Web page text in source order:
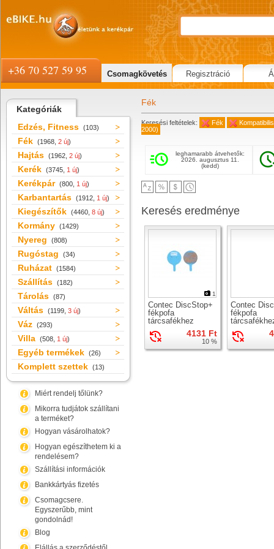
Kategóriák
Edzés, Fitness (103)
Fék (1968, 2 új)
Hajtás (1962, 2 új)
Kerék (3745, 1 új)
Kerékpár (800, 1 új)
Karbantartás (1912, 1 új)
Kiegészítők (4460, 8 új)
Kormány (1429)
Nyereg (808)
Rugóstag (34)
Ruházat (1584)
Szállítás (182)
Tárolás (87)
Váltás (1199, 3 új)
Váz (293)
Villa (508, 1 új)
Egyéb termékek (26)
Komplett szettek (13)
Miért rendelj tőlünk?
Mikorra tudjátok szállítani
a terméket?
Hogyan vásárolhatok?
Hogyan egészíthetem ki a
rendelésem?
Szállítási információk
Bankkártyás fizetés
Csomagcsere.
Egyszerűbb, mint
gondolnád!
Blog
Fék
Keresési feltételek: Fék
2000)
leghamarabb átvehetők:
2026. augusztus 11.
(kedd)
Keresés eredménye
1
Contec DiscStop+
fékpofa
tárcsafékhez
4131 Ft
10 %
Contec
fékpofa
+36 70 527 59 95 Csomagkövetés Regisztráció